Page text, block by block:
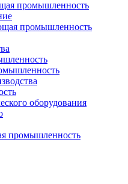
промышленность
промышленность
оборудования
промышленность